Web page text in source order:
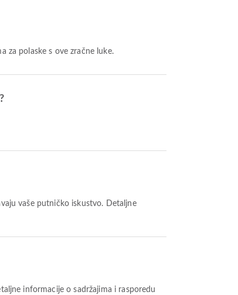
za polaske s ove zračne luke.